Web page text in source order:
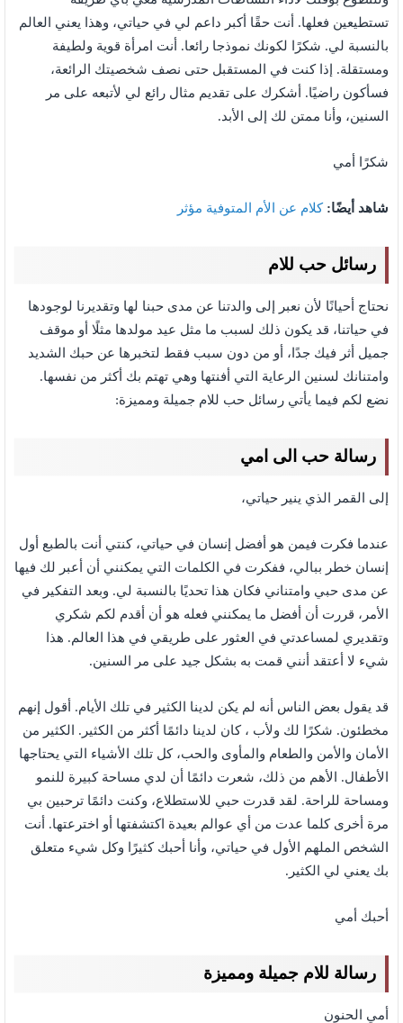
تستطيعين فعلها. أنت حقًا أكبر داعم لي في حياتي، وهذا يعني العالم
بالنسبة لي. شكرًا لكونك نموذجا رائعا. أنت امرأة قوية ولطيفة
ومستقلة. إذا كنت في المستقبل حتى نصف شخصيتك الرائعة،
فسأكون راضيًا. أشكرك على تقديم مثال رائع لي لأتبعه على مر
السنين، وأنا ممتن لك إلى الأبد.
شكرًا أمي
شاهد أيضًا:كلام عن الأم المتوفية مؤثر
رسائل حب للام
نحتاج أحيانًا لأن نعبر إلى والدتنا عن مدى حبنا لها وتقديرنا لوجودها
في حياتنا، قد يكون ذلك لسبب ما مثل عيد مولدها مثلًا أو موقف
جميل أثر فيك جدًا، أو من دون سبب فقط لتخبرها عن حبك الشديد
وامتنانك لسنين الرعاية التي أفنتها وهي تهتم بك أكثر من نفسها.
نضع لكم فيما يأتي رسائل حب للام جميلة ومميزة:
رسالة حب الى امي
إلى القمر الذي ينير حياتي،
عندما فكرت فيمن هو أفضل إنسان في حياتي، كنتي أنت بالطبع أول
إنسان خطر ببالي، ففكرت في الكلمات التي يمكنني أن أعبر لك فيها
عن مدى حبي وامتناني فكان هذا تحديًا بالنسبة لي. وبعد التفكير في
الأمر، قررت أن أفضل ما يمكنني فعله هو أن أقدم لكم شكري
وتقديري لمساعدتي في العثور على طريقي في هذا العالم. هذا
شيء لا أعتقد أنني قمت به بشكل جيد على مر السنين.
قد يقول بعض الناس أنه لم يكن لدينا الكثير في تلك الأيام. أقول إنهم
مخطئون. شكرًا لك ولأب ، كان لدينا دائمًا أكثر من الكثير. الكثير من
الأمان والأمن والطعام والمأوى والحب، كل تلك الأشياء التي يحتاجها
الأطفال. الأهم من ذلك، شعرت دائمًا أن لدي مساحة كبيرة للنمو
ومساحة للراحة. لقد قدرت حبي للاستطلاع، وكنت دائمًا ترحبين بي
مرة أخرى كلما عدت من أي عوالم بعيدة اكتشفتها أو اخترعتها. أنت
الشخص الملهم الأول في حياتي، وأنا أحبك كثيرًا وكل شيء متعلق
بك يعني لي الكثير.
أحبك أمي
رسالة للام جميلة ومميزة
أمي الحنون